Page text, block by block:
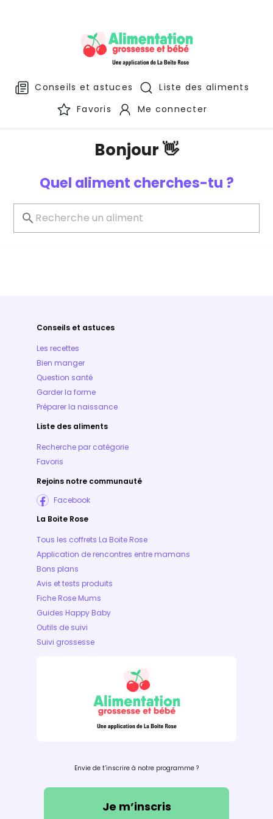
Conseils et astuces
Liste des aliments
Favoris
Me connecter
Bonjour 👋
Quel aliment cherches-tu ?
Conseils et astuces
Les recettes
Bien manger
Question santé
Garder la forme
Préparer la naissance
Liste des aliments
Recherche par catégorie
Favoris
Rejoins notre communauté
Facebook
La Boite Rose
Tous les coffrets La Boite Rose
Application de rencontres entre mamans
Bons plans
Avis et tests produits
Fiche Rose Mums
Guides Happy Baby
Outils de suivi
Suivi grossesse
Envie de t’inscrire à notre programme ?
Je m’inscris